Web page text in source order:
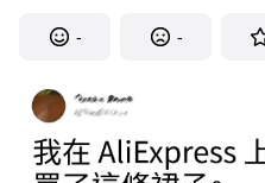
- -